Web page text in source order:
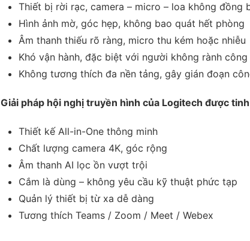
Thiết bị rời rạc, camera – micro – loa không đồng
Hình ảnh mờ, góc hẹp, không bao quát hết phòng
Âm thanh thiếu rõ ràng, micro thu kém hoặc nhiễu
Khó vận hành, đặc biệt với người không rành công
Không tương thích đa nền tảng, gây gián đoạn
Giải pháp hội nghị truyền hình của Logitech được
Thiết kế All-in-One thông minh
Chất lượng camera 4K, góc rộng
Âm thanh AI lọc ồn vượt trội
Cắm là dùng – không yêu cầu kỹ thuật phức tạp
Quản lý thiết bị từ xa dễ dàng
Tương thích Teams / Zoom / Meet / Webex